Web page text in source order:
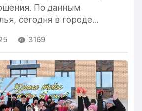
По данным
сегодня в городе
3169